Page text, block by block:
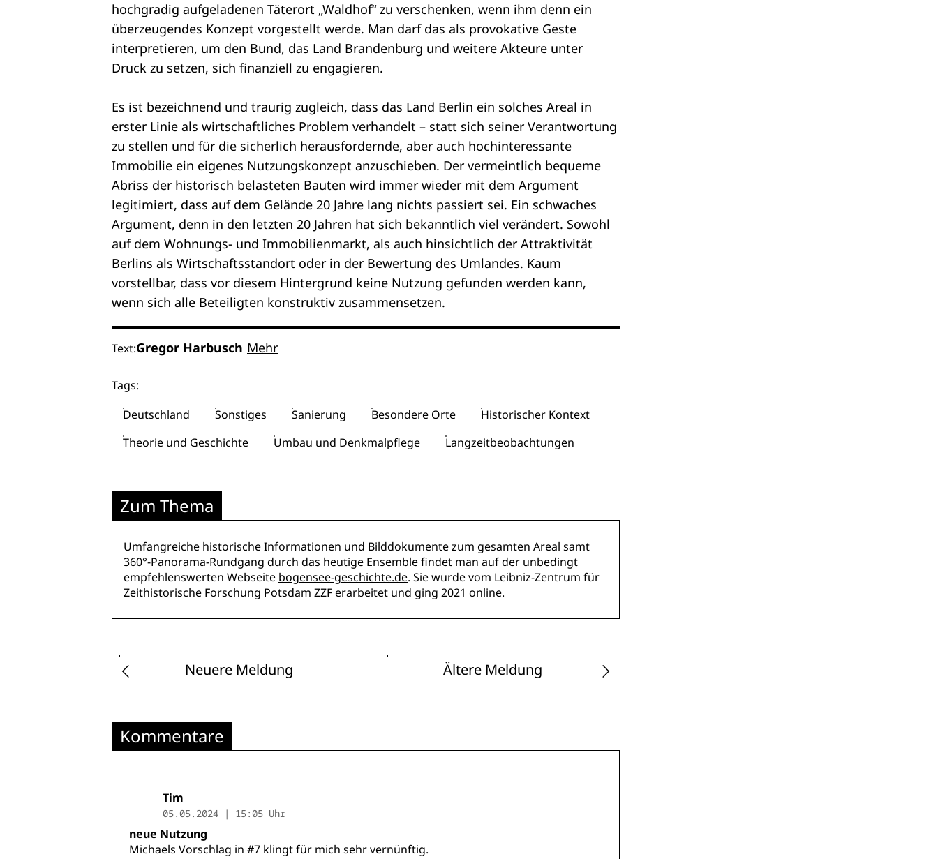
hochgradig aufgeladenen Täterort „Waldhof“ zu verschenken, wenn ihm denn ein
überzeugendes Konzept vorgestellt werde. Man darf das als provokative Geste
interpretieren, um den Bund, das Land Brandenburg und weitere Akteure unter
Druck zu setzen, sich finanziell zu engagieren.
Es ist bezeichnend und traurig zugleich, dass das Land Berlin ein solches Areal in
erster Linie als wirtschaftliches Problem verhandelt – statt sich seiner Verantwortung
zu stellen und für die sicherlich herausfordernde, aber auch hochinteressante
Immobilie ein eigenes Nutzungskonzept anzuschieben. Der vermeintlich bequeme
Abriss der historisch belasteten Bauten wird immer wieder mit dem Argument
legitimiert, dass auf dem Gelände 20 Jahre lang nichts passiert sei. Ein schwaches
Argument, denn in den letzten 20 Jahren hat sich bekanntlich viel verändert. Sowohl
auf dem Wohnungs- und Immobilienmarkt, als auch hinsichtlich der Attraktivität
Berlins als Wirtschaftsstandort oder in der Bewertung des Umlandes. Kaum
vorstellbar, dass vor diesem Hintergrund keine Nutzung gefunden werden kann,
wenn sich alle Beteiligten konstruktiv zusammensetzen.
Text:Gregor Harbusch Mehr
Tags:
Deutschland
Sonstiges Sanierung Besondere Orte
Historischer Kontext
Theorie und Geschichte
Umbau und Denkmalpflege Langzeitbeobachtungen
Zum Thema
Umfangreiche historische Informationen und Bilddokumente zum gesamten Areal samt
360°-Panorama-Rundgang durch das heutige Ensemble findet man auf der unbedingt
empfehlenswerten Webseite bogensee-geschichte.de. Sie wurde vom Leibniz-Zentrum für
Zeithistorische Forschung Potsdam ZZF erarbeitet und ging 2021 online.
Neuere Meldung Ältere Meldung
Kommentare
Tim
05.05.2024 | 15:05 Uhr
neue Nutzung
Michaels Vorschlag in #7 klingt für mich sehr vernünftig.